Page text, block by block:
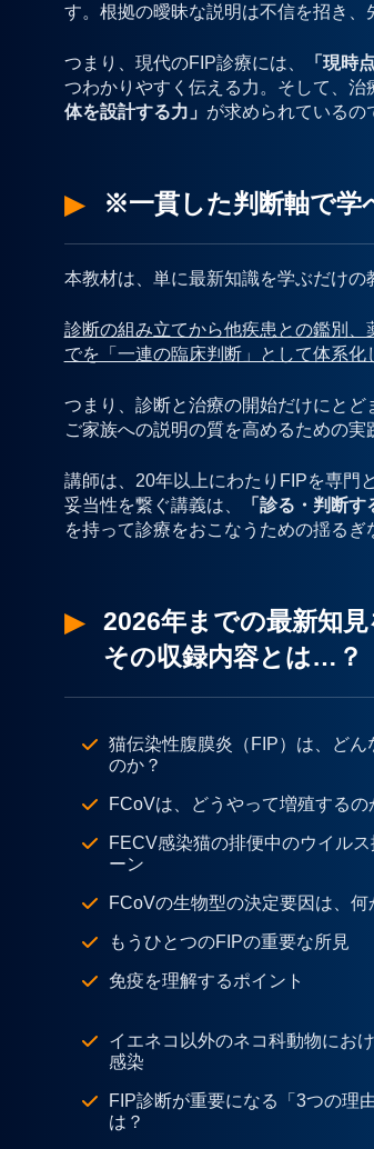
す。根拠の曖昧な説明は不信を招き、
つまり、現代のFIP診療には、 「現時
つわかりやすく伝える力。そして、
体を設計する力」 が求められているの
※一貫した判断軸で学
本教材は、単に最新知識を学ぶだけの
診断の組み立てから他疾患との鑑別
でを「一連の臨床判断」として体系化
つまり、診断と治療の開始だけにと
ご家族への説明の質を高めるための実
講師は、20年以上にわたりFIPを専門
妥当性を繋ぐ講義は、
「診る・判断す
を持って診療をおこなうための揺るぎ
2026年までの最新知
その収録内容とは…？
猫伝染性腹膜炎（FIP）は、どん
のか？
FCoVは、どうやって増殖するの
FECV感染猫の排便中のウイルス
ーン
FCoVの生物型の決定要因は、何
もうひとつのFIPの重要な所見
免疫を理解するポイント
イエネコ以外のネコ科動物にお
感染
FIP診断が重要になる「3つの理
は？